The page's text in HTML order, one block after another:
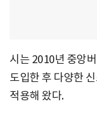
시는 2010년 중앙
도입한 후 다양한
적용해 왔다.